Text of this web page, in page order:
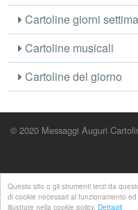
Questo sito o gli strumenti terzi da
di cookie necessari al funzionamento
illustrate nella cookie policy. Dettagli
Cartoline giorni
Cartoline musicali
Cartoline del giorno
© 2020 Messaggi Auguri